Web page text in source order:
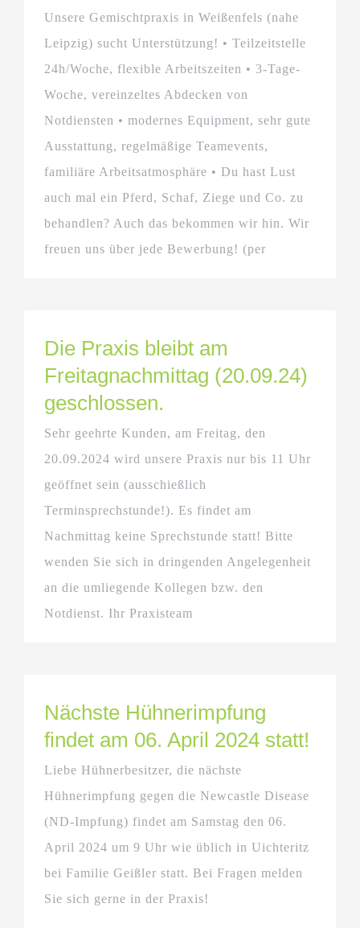
Unsere Gemischtpraxis in Weißenfels (nahe
Leipzig) sucht Unterstützung! • Teilzeitstelle
24h/Woche, flexible Arbeitszeiten • 3-Tage-
Woche, vereinzeltes Abdecken von
Notdiensten • modernes Equipment, sehr gute
Ausstattung, regelmäßige Teamevents,
familiäre Arbeitsatmosphäre • Du hast Lust
auch mal ein Pferd, Schaf, Ziege und Co. zu
behandlen? Auch das bekommen wir hin. Wir
freuen uns über jede Bewerbung! (per
Die Praxis bleibt am
Freitagnachmittag (20.09.24)
geschlossen.
Sehr geehrte Kunden, am Freitag, den
20.09.2024 wird unsere Praxis nur bis 11 Uhr
geöffnet sein (ausschießlich
Terminsprechstunde!). Es findet am
Nachmittag keine Sprechstunde statt! Bitte
wenden Sie sich in dringenden Angelegenheit
an die umliegende Kollegen bzw. den
Notdienst. Ihr Praxisteam
Nächste Hühnerimpfung
findet am 06. April 2024 statt!
Liebe Hühnerbesitzer, die nächste
Hühnerimpfung gegen die Newcastle Disease
(ND-Impfung) findet am Samstag den 06.
April 2024 um 9 Uhr wie üblich in Uichteritz
bei Familie Geißler statt. Bei Fragen melden
Sie sich gerne in der Praxis!